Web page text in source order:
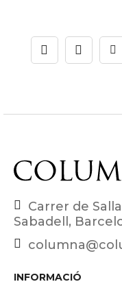
Carrer de
Sabadell,
INFORMACIÓ